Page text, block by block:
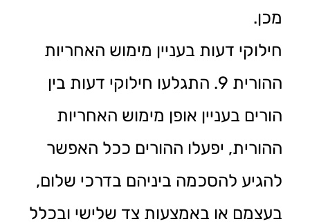
מכן.
חילוקי דעות בעניין מימוש האחריות
ההורית 9. התגלעו חילוקי דעות בין
הורים בעניין אופן מימוש האחריות
ההורית, יפעלו ההורים ככל האפשר
להגיע להסכמה ביניהם בדרכי שלום,
בעצמם או באמצעות צד שלישי ובכלל